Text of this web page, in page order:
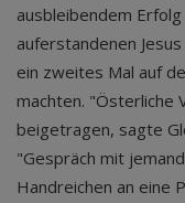
ausbleibendem
auferstandenen
ein zweites Mal auf
machten. "Österliche
beigetragen, sagte
"Gespräch mit
Handreichen an eine